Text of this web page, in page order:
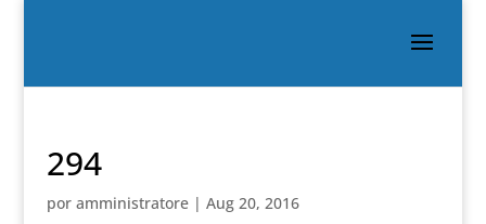
294
por amministratore| Aug 20, 2016